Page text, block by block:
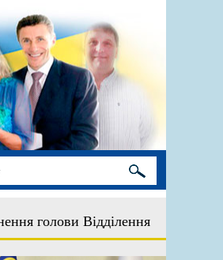
голови Відділення